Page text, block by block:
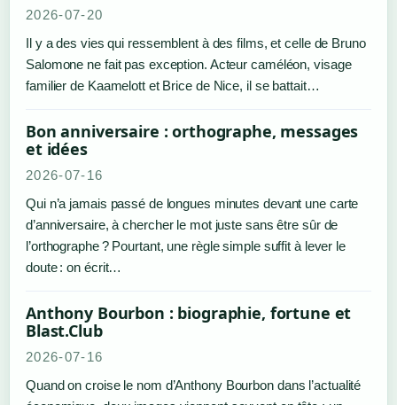
2026-07-20
Il y a des vies qui ressemblent à des films, et celle de Bruno
Salomone ne fait pas exception. Acteur caméléon, visage
familier de Kaamelott et Brice de Nice, il se battait…
Bon anniversaire : orthographe, messages
et idées
2026-07-16
Qui n’a jamais passé de longues minutes devant une carte
d’anniversaire, à chercher le mot juste sans être sûr de
l’orthographe ? Pourtant, une règle simple suffit à lever le
doute : on écrit…
Anthony Bourbon : biographie, fortune et
Blast.Club
2026-07-16
Quand on croise le nom d’Anthony Bourbon dans l’actualité